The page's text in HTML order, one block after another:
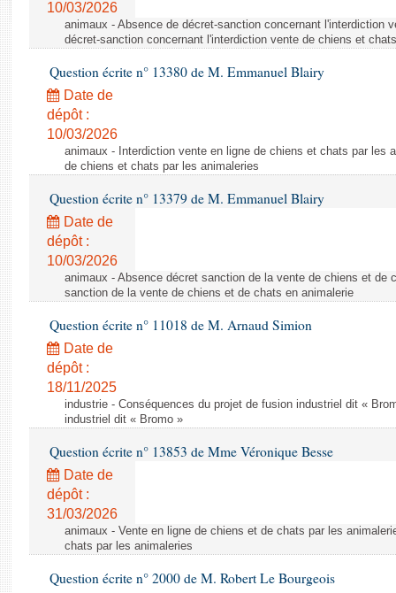
Baromètre de l’application des lois
Dossiers législatifs
Budget et sécurité sociale
Questions écrites et orales
Comptes rendus des débats
10/03/2026
animaux - Absence de décret-sanction concernant l'interdiction
décret-sanction concernant l'interdiction vente de chiens et chats
Question écrite n° 13380 de M. Emmanuel Blairy
Date de
dépôt :
10/03/2026
animaux - Interdiction vente en ligne de chiens et chats par les
de chiens et chats par les animaleries
Question écrite n° 13379 de M. Emmanuel Blairy
Date de
dépôt :
10/03/2026
animaux - Absence décret sanction de la vente de chiens et de
sanction de la vente de chiens et de chats en animalerie
Question écrite n° 11018 de M. Arnaud Simion
Date de
dépôt :
18/11/2025
industrie - Conséquences du projet de fusion industriel dit «
industriel dit « Bromo »
Question écrite n° 13853 de Mme Véronique Besse
Date de
dépôt :
31/03/2026
animaux - Vente en ligne de chiens et de chats par les
chats par les animaleries
Question écrite n° 2000 de M. Robert Le Bourgeois